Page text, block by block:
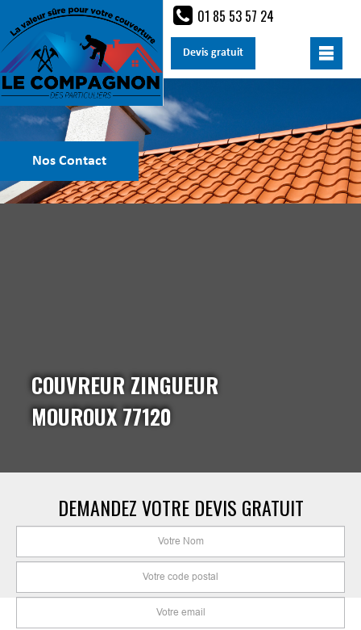
01 85 53 57 24
Devis gratuit
COUVREUR ZINGUEUR
MOUROUX 77120
Nos Contact
DEMANDEZ VOTRE DEVIS GRATUIT